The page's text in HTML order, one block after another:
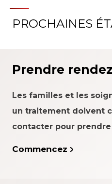
PROCHAINES
Prendre
Les familles et les
un traitement doivent
contacter pour
Commencez